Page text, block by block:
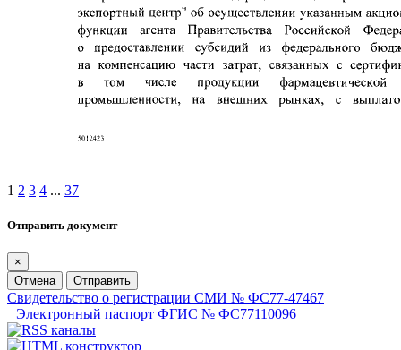
1 2 3 4 ... 37
Отправить документ
×
Отмена
Отправить
Свидетельство о регистрации СМИ № ФС77-47467
Электронный паспорт ФГИС № ФС77110096